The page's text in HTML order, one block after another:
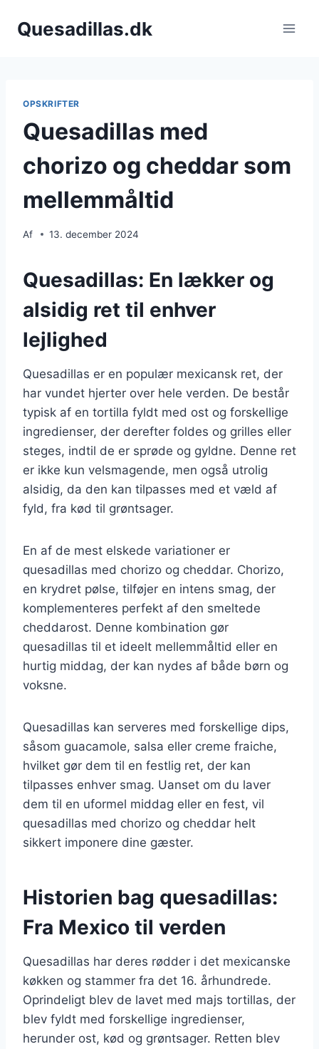
Quesadillas.dk
OPSKRIFTER
Quesadillas med
chorizo og cheddar som
mellemmåltid
Af 13. december 2024
Quesadillas: En lækker og
alsidig ret til enhver
lejlighed
Quesadillas er en populær mexicansk ret, der
har vundet hjerter over hele verden. De består
typisk af en tortilla fyldt med ost og forskellige
ingredienser, der derefter foldes og grilles eller
steges, indtil de er sprøde og gyldne. Denne ret
er ikke kun velsmagende, men også utrolig
alsidig, da den kan tilpasses med et væld af
fyld, fra kød til grøntsager.
En af de mest elskede variationer er
quesadillas med chorizo og cheddar. Chorizo,
en krydret pølse, tilføjer en intens smag, der
komplementeres perfekt af den smeltede
cheddarost. Denne kombination gør
quesadillas til et ideelt mellemmåltid eller en
hurtig middag, der kan nydes af både børn og
voksne.
Quesadillas kan serveres med forskellige dips,
såsom guacamole, salsa eller creme fraiche,
hvilket gør dem til en festlig ret, der kan
tilpasses enhver smag. Uanset om du laver
dem til en uformel middag eller en fest, vil
quesadillas med chorizo og cheddar helt
sikkert imponere dine gæster.
Historien bag quesadillas:
Fra Mexico til verden
Quesadillas har deres rødder i det mexicanske
køkken og stammer fra det 16. århundrede.
Oprindeligt blev de lavet med majs tortillas, der
blev fyldt med forskellige ingredienser,
herunder ost, kød og grøntsager. Retten blev